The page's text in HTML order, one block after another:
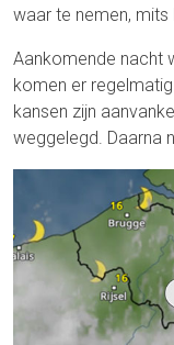
waar te nemen,
Aankomende nacht
komen er
kansen zijn
weggelegd. Daarna